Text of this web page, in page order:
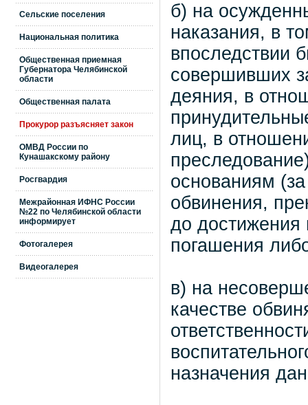
Сельские поселения
Национальная политика
Общественная приемная
Губернатора Челябинской
области
Общественная палата
Прокурор разъясняет закон
ОМВД России по
Кунашакскому району
Росгвардия
Межрайонная ИФНС России
№22 по Челябинской области
информирует
Фотогалерея
Видеогалерея
б) на
наказания, в
впоследствии
совершивших
деяния, в
лиц, в
основаниям
обвинения,
до достижения
погашения
в) на
качестве
назначения